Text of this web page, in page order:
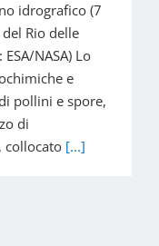
idrografico (7
Rio delle
NASA) Lo
e
pollini e spore,
di
collocato [...]